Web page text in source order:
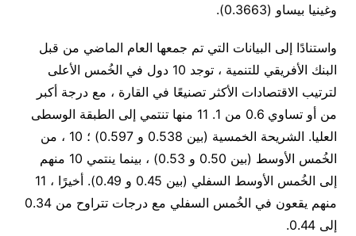
وغينيا بيساو (0.3663).
واستنادًا إلى البيانات التي تم جمعها العام الماضي من قبل
البنك الأفريقي للتنمية ، توجد 10 دول في الخُمس الأعلى
لترتيب الاقتصادات الأكثر تصنيعًا في القارة ، مع درجة أكبر
من أو تساوي 0.6 من 1. 11 منها تنتمي إلى الطبقة الوسطى
العليا. الشريحة الخمسية (بين 0.538 و 0.597) ؛ 10 ، من
الخُمس الأوسط (بين 0.50 و 0.53) ، بينما ينتمي 10 منهم
إلى الخُمس الأوسط السفلي (بين 0.45 و 0.49). أخيرًا ، 11
منهم يقعون في الخُمس السفلي مع درجات تتراوح من 0.34
إلى 0.44
.